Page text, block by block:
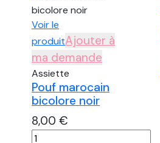
120
cm
/
cm
Voir le
produitAjouter à
ma demande
Assiette
Pouf marocain
bicolore noir
8,00 €
quantité